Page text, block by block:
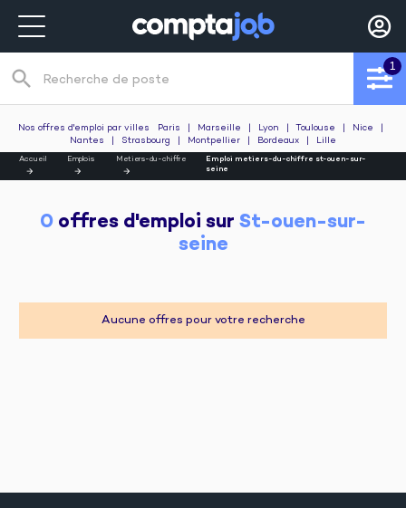
Recherche de poste
search 1
Nos offres d'emploi par villes Paris Marseille Lyon Toulouse Nice
Nantes
Strasbourg Montpellier Bordeaux Lille
Accueil Emplois Metiers-du-chiffre
Emploi metiers-du-chiffre st-ouen-sur-
seine
0 offres d'emploi sur St-ouen-sur-
seine
Aucune offres pour votre recherche